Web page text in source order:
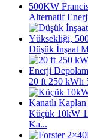
Alternatif
Düşük İnşaat
20 ft 250 kWh
Küçük 10kW
Ka...